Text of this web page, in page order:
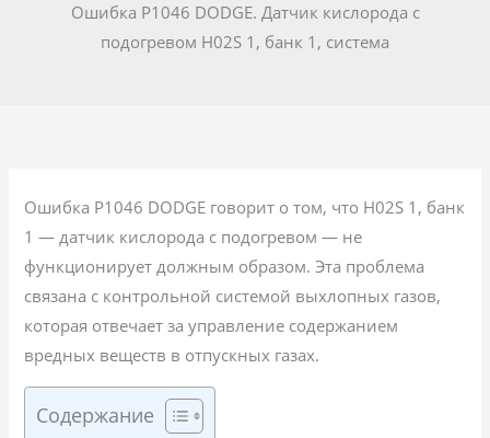
Ошибка P1046 DODGE. Датчик кислорода с
подогревом H02S 1, банк 1, система
Ошибка P1046 DODGE говорит о том, что H02S 1, банк
1 — датчик кислорода с подогревом — не
функционирует должным образом. Эта проблема
связана с контрольной системой выхлопных газов,
которая отвечает за управление содержанием
вредных веществ в отпускных газах.
Содержание